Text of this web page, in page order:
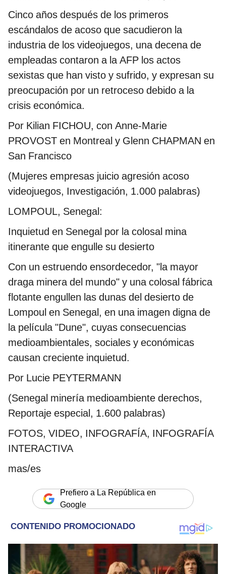
Cinco años después de los primeros
escándalos de acoso que sacudieron la
industria de los videojuegos, una decena de
empleadas contaron a la AFP los actos
sexistas que han visto y sufrido, y expresan su
preocupación por un retroceso debido a la
crisis económica.
Por Kilian FICHOU, con Anne-Marie
PROVOST en Montreal y Glenn CHAPMAN en
San Francisco
(Mujeres empresas juicio agresión acoso
videojuegos, Investigación, 1.000 palabras)
LOMPOUL, Senegal:
Inquietud en Senegal por la colosal mina
itinerante que engulle su desierto
Con un estruendo ensordecedor, "la mayor
draga minera del mundo" y una colosal fábrica
flotante engullen las dunas del desierto de
Lompoul en Senegal, en una imagen digna de
la película "Dune", cuyas consecuencias
medioambientales, sociales y económicas
causan creciente inquietud.
Por Lucie PEYTERMANN
(Senegal minería medioambiente derechos,
Reportaje especial, 1.600 palabras)
FOTOS, VIDEO, INFOGRAFÍA, INFOGRAFÍA
INTERACTIVA
mas/es
Prefiero a La República en
Google